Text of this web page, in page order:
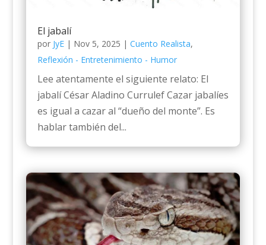
El jabalí
por JyE| Nov 5, 2025 | Cuento Realista,
Reflexión - Entretenimiento - Humor
Lee atentamente el siguiente relato: El
jabalí César Aladino Currulef Cazar jabalíes
es igual a cazar al “dueño del monte”. Es
hablar también del...